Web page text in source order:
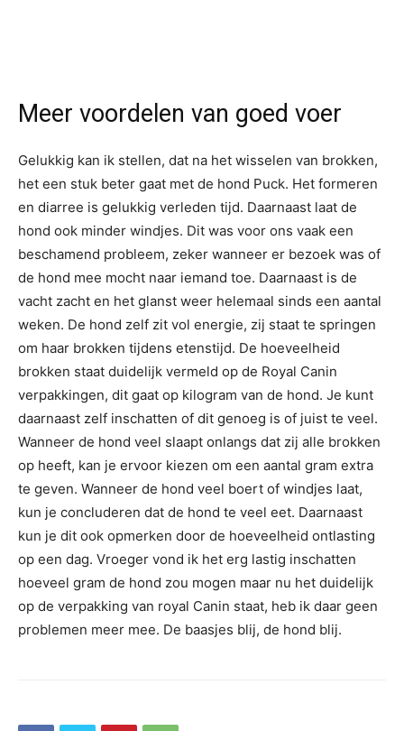
Meer voordelen van goed voer
Gelukkig kan ik stellen, dat na het wisselen van brokken,
het een stuk beter gaat met de hond Puck. Het formeren
en diarree is gelukkig verleden tijd. Daarnaast laat de
hond ook minder windjes. Dit was voor ons vaak een
beschamend probleem, zeker wanneer er bezoek was of
de hond mee mocht naar iemand toe. Daarnaast is de
vacht zacht en het glanst weer helemaal sinds een aantal
weken. De hond zelf zit vol energie, zij staat te springen
om haar brokken tijdens etenstijd. De hoeveelheid
brokken staat duidelijk vermeld op de Royal Canin
verpakkingen, dit gaat op kilogram van de hond. Je kunt
daarnaast zelf inschatten of dit genoeg is of juist te veel.
Wanneer de hond veel slaapt onlangs dat zij alle brokken
op heeft, kan je ervoor kiezen om een aantal gram extra
te geven. Wanneer de hond veel boert of windjes laat,
kun je concluderen dat de hond te veel eet. Daarnaast
kun je dit ook opmerken door de hoeveelheid ontlasting
op een dag. Vroeger vond ik het erg lastig inschatten
hoeveel gram de hond zou mogen maar nu het duidelijk
op de verpakking van royal Canin staat, heb ik daar geen
problemen meer mee. De baasjes blij, de hond blij.